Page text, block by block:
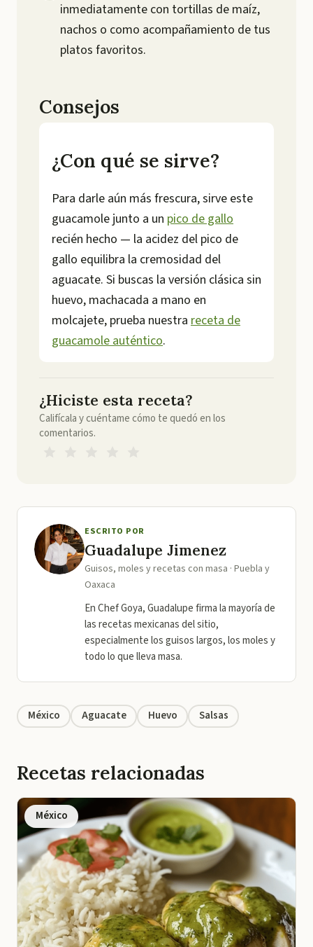
inmediatamente con tortillas de maíz,
nachos o como acompañamiento de tus
platos favoritos.
Consejos
¿Con qué se sirve?
Para darle aún más frescura, sirve este
guacamole junto a un pico de gallo
recién hecho — la acidez del pico de
gallo equilibra la cremosidad del
aguacate. Si buscas la versión clásica sin
huevo, machacada a mano en
molcajete, prueba nuestra receta de
guacamole auténtico.
¿Hiciste esta receta?
Califícala y cuéntame cómo te quedó en los
comentarios.
ESCRITO POR
Guadalupe Jimenez
Guisos, moles y recetas con masa · Puebla y
Oaxaca
En Chef Goya, Guadalupe firma la mayoría de
las recetas mexicanas del sitio,
especialmente los guisos largos, los moles y
todo lo que lleva masa.
México Aguacate Huevo Salsas
Recetas relacionadas
México